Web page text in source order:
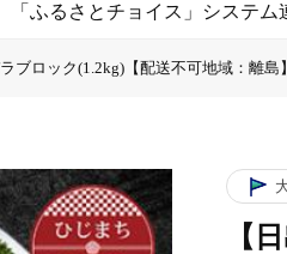
「ふるさとチョイス」システム
ブロック(1.2kg)【配送不可地域：離島】
【